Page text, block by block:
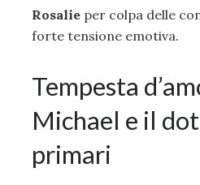
Rosalie per colpa delle
forte tensione emotiva.
Tempesta
Michael e il
primari